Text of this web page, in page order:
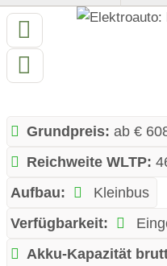
Grundpreis: ab €
Reichweite WLTP:
Aufbau:
Kleinbus
Verfügbarkeit:
Akku-Kapazität